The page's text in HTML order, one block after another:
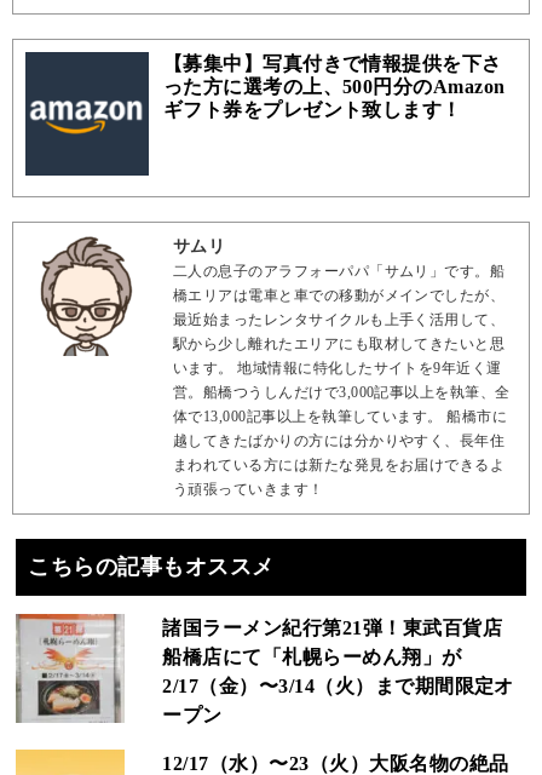
【募集中】写真付きで情報提供を下さ
った方に選考の上、500円分のAmazon
ギフト券をプレゼント致します！
サムリ
二人の息子のアラフォーパパ「サムリ」です。船
橋エリアは電車と車での移動がメインでしたが、
最近始まったレンタサイクルも上手く活用して、
駅から少し離れたエリアにも取材してきたいと思
います。 地域情報に特化したサイトを9年近く運
営。船橋つうしんだけで3,000記事以上を執筆、全
体で13,000記事以上を執筆しています。 船橋市に
越してきたばかりの方には分かりやすく、長年住
まわれている方には新たな発見をお届けできるよ
う頑張っていきます！
こちらの記事もオススメ
諸国ラーメン紀行第21弾！東武百貨店
船橋店にて「札幌らーめん翔」が
2/17（金）〜3/14（火）まで期間限定オ
ープン
12/17（水）〜23（火）大阪名物の絶品